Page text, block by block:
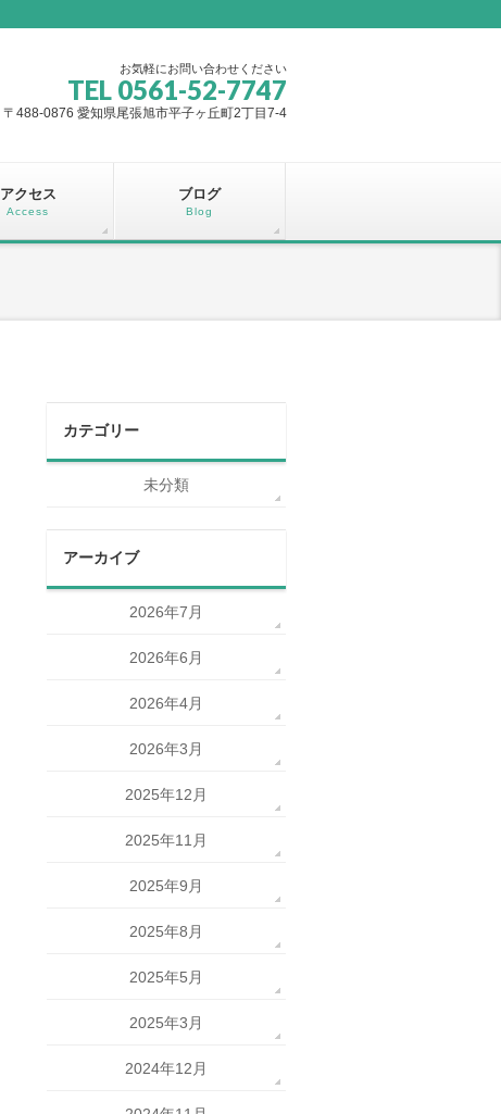
お気軽にお問い合わせください
TEL 0561-52-7747
〒488-0876 愛知県尾張旭市平子ヶ丘町2丁目7-4
アクセス
Access
ブログ
Blog
カテゴリー
未分類
アーカイブ
2026年7月
2026年6月
2026年4月
2026年3月
2025年12月
2025年11月
2025年9月
2025年8月
2025年5月
2025年3月
2024年12月